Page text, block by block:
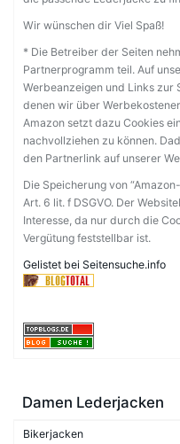
Wir wünschen dir Viel Spaß!
* Die Betreiber der Seiten
Partnerprogramm teil. Auf
Werbeanzeigen und Links zur
denen wir über
Amazon setzt dazu Cookies
nachvollziehen zu können.
den Partnerlink auf unserer
Die Speicherung von
Art. 6 lit. f DSGVO. Der
Interesse, da nur durch die
Vergütung feststellbar ist.
Gelistet bei Seitensuche.info
Damen Lederjacken
Bikerjacken